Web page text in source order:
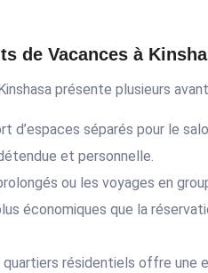
de Vacances à
présente plusieurs
d’espaces séparés pour le
et personnelle.
ou les voyages en
économiques que la
quartiers résidentiels offre une